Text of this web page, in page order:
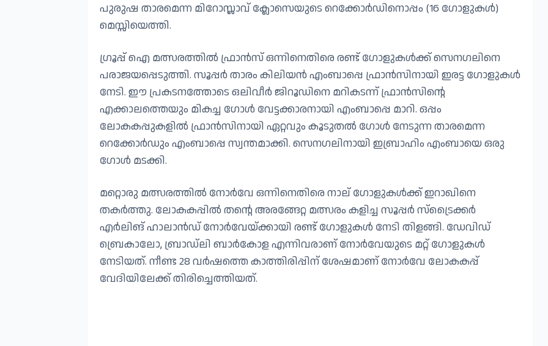
പുരുഷ താരമെന്ന മിറോസ്ലാവ് ക്ലോസെയുടെ റെക്കോർഡിനൊപ്പം (16 ഗോളുകൾ)
മെസ്സിയെത്തി.
ഗ്രൂപ്പ് ഐ മത്സരത്തിൽ ഫ്രാൻസ് ഒന്നിനെതിരെ രണ്ട് ഗോളുകൾക്ക് സെനഗലിനെ
പരാജയപ്പെടുത്തി. സൂപ്പർ താരം കിലിയൻ എംബാപ്പെ ഫ്രാൻസിനായി ഇരട്ട ഗോളുകൾ
നേടി. ഈ പ്രകടനത്തോടെ ഒലിവീർ ജിറൂഡിനെ മറികടന്ന് ഫ്രാൻസിന്റെ
എക്കാലത്തെയും മികച്ച ഗോൾ വേട്ടക്കാരനായി എംബാപ്പെ മാറി. ഒപ്പം
ലോകകപ്പുകളിൽ ഫ്രാൻസിനായി ഏറ്റവും കൂടുതൽ ഗോൾ നേടുന്ന താരമെന്ന
റെക്കോർഡും എംബാപ്പെ സ്വന്തമാക്കി. സെനഗലിനായി ഇബ്രാഹിം എംബായെ ഒരു
ഗോൾ മടക്കി.
മറ്റൊരു മത്സരത്തിൽ നോർവേ ഒന്നിനെതിരെ നാല് ഗോളുകൾക്ക് ഇറാഖിനെ
തകർത്തു. ലോകകപ്പിൽ തന്റെ അരങ്ങേറ്റ മത്സരം കളിച്ച സൂപ്പർ സ്‌ട്രൈക്കർ
എർലിങ് ഹാലാൻഡ് നോർവേയ്ക്കായി രണ്ട് ഗോളുകൾ നേടി തിളങ്ങി. ഡേവിഡ്
ബ്രെകാലോ, ബ്രാഡ്ലി ബാർകോള എന്നിവരാണ് നോർവേയുടെ മറ്റ് ഗോളുകൾ
നേടിയത്. നീണ്ട 28 വർഷത്തെ കാത്തിരിപ്പിന് ശേഷമാണ് നോർവേ ലോകകപ്പ്
വേദിയിലേക്ക് തിരിച്ചെത്തിയത്.